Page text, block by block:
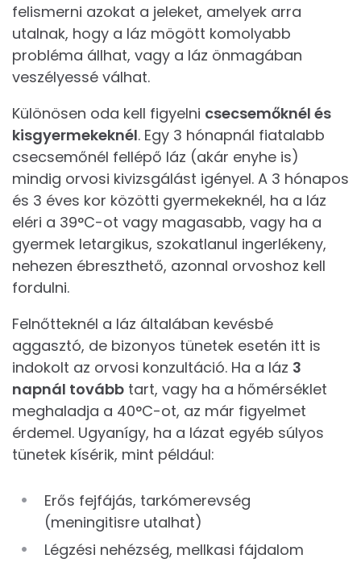
felismerni azokat a jeleket, amelyek arra
utalnak, hogy a láz mögött komolyabb
probléma állhat, vagy a láz önmagában
veszélyessé válhat.
Különösen oda kell figyelni csecsemőknél és
kisgyermekeknél. Egy 3 hónapnál fiatalabb
csecsemőnél fellépő láz (akár enyhe is)
mindig orvosi kivizsgálást igényel. A 3 hónapos
és 3 éves kor közötti gyermekeknél, ha a láz
eléri a 39°C-ot vagy magasabb, vagy ha a
gyermek letargikus, szokatlanul ingerlékeny,
nehezen ébreszthető, azonnal orvoshoz kell
fordulni.
Felnőtteknél a láz általában kevésbé
aggasztó, de bizonyos tünetek esetén itt is
indokolt az orvosi konzultáció. Ha a láz 3
napnál tovább tart, vagy ha a hőmérséklet
meghaladja a 40°C-ot, az már figyelmet
érdemel. Ugyanígy, ha a lázat egyéb súlyos
tünetek kísérik, mint például:
Erős fejfájás, tarkómerevség
(meningitisre utalhat)
Légzési nehézség, mellkasi fájdalom